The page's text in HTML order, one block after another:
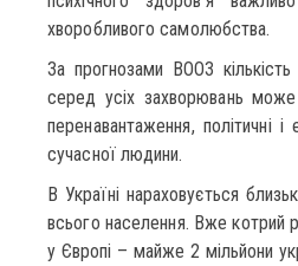
хворобливого самолюбства.
За прогнозами ВООЗ
серед усіх захворювань може
перенавантаження, політичні
сучасної людини.
В Україні нараховується
всього населення. Вже котрий
у Європі – майже 2 мільйони